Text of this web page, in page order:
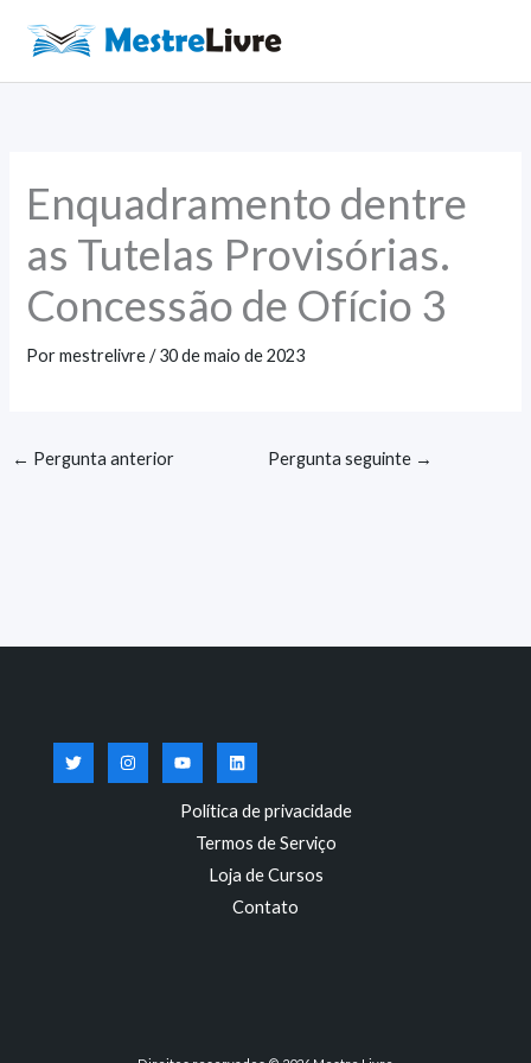
para
o
Enquadramento dentre
as Tutelas Provisórias.
Concessão de Ofício 3
Pormestrelivre/30 de maio de 2023
← Pergunta anterior Pergunta seguinte →
Política de privacidade
Termos de Serviço
Loja de Cursos
Contato